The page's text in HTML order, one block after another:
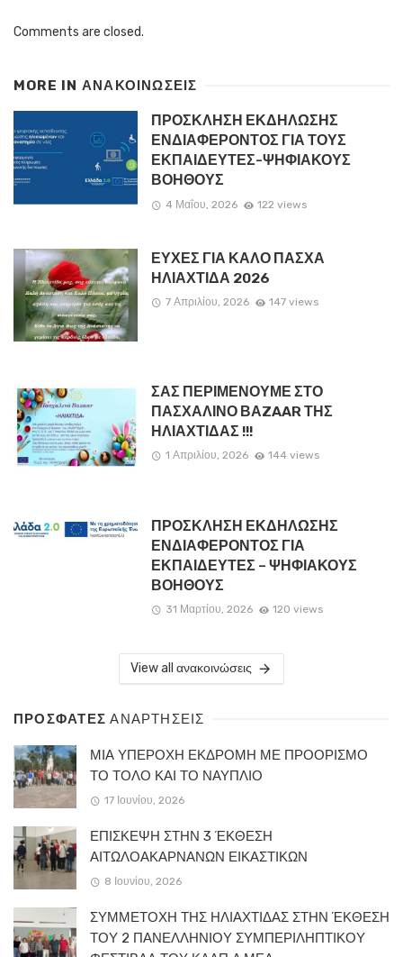
Comments are closed.
MORE IN ΑΝΑΚΟΙΝΏΣΕΙΣ
ΠΡΟΣΚΛΗΣΗ ΕΚΔΗΛΩΣΗΣ
ΕΝΔΙΑΦΕΡΟΝΤΟΣ ΓΙΑ ΤΟΥΣ
ΕΚΠΑΙΔΕΥΤΕΣ-ΨΗΦΙΑΚΟΥΣ
ΒΟΗΘΟΥΣ
4 Μαΐου, 2026 122 views
ΕΥΧΕΣ ΓΙΑ ΚΑΛΟ ΠΑΣΧΑ
ΗΛΙΑΧΤΙΔΑ 2026
7 Απριλίου, 2026 147 views
ΣΑΣ ΠΕΡΙΜΕΝΟΥΜΕ ΣΤΟ
ΠΑΣΧΑΛΙΝΟ ΒΑZAAR ΤΗΣ
ΗΛΙΑΧΤΙΔΑΣ !!!
1 Απριλίου, 2026 144 views
ΠΡΟΣΚΛΗΣΗ ΕΚΔΗΛΩΣΗΣ
ΕΝΔΙΑΦΕΡΟΝΤΟΣ ΓΙΑ
ΕΚΠΑΙΔΕΥΤΕΣ – ΨΗΦΙΑΚΟΥΣ
ΒΟΗΘΟΥΣ
31 Μαρτίου, 2026 120 views
View all ανακοινώσεις
ΠΡΟΣΦΑΤΕΣΑΝΑΡΤΗΣΕΙΣ
ΜΙΑ ΥΠΕΡΟΧΗ ΕΚΔΡΟΜΗ ΜΕ ΠΡΟΟΡΙΣΜΟ
ΤΟ ΤΟΛΟ ΚΑΙ ΤΟ ΝΑΥΠΛΙΟ
17 Ιουνίου, 2026
ΕΠΙΣΚΕΨΗ ΣΤΗΝ 3 ΈΚΘΕΣΗ
ΑΙΤΩΛΟΑΚΑΡΝΑΝΩΝ ΕΙΚΑΣΤΙΚΩΝ
8 Ιουνίου, 2026
ΣΥΜΜΕΤΟΧΗ ΤΗΣ ΗΛΙΑΧΤΙΔΑΣ ΣΤΗΝ ΈΚΘΕΣΗ
ΤΟΥ 2 ΠΑΝΕΛΛΗΝΙΟΥ ΣΥΜΠΕΡΙΛΗΠΤΙΚΟΥ